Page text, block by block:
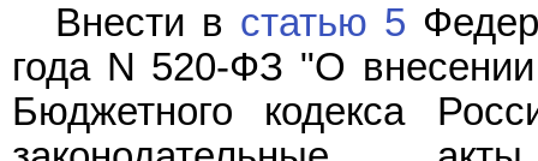
Внести в статью 5
года N 520-ФЗ "О
Бюджетного кодекса